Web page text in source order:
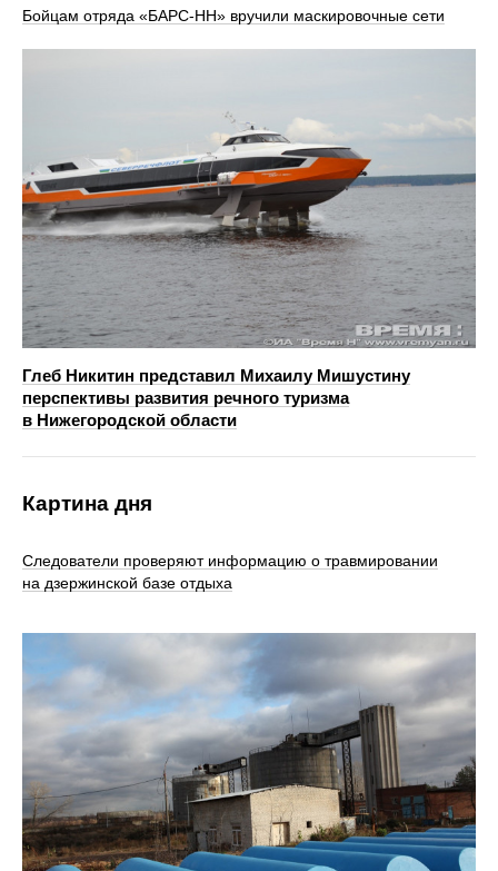
Бойцам отряда «БАРС-НН» вручили маскировочные сети
Глеб Никитин представил Михаилу Мишустину
перспективы развития речного туризма
в Нижегородской области
Картина дня
Следователи проверяют информацию о травмировании
на дзержинской базе отдыха